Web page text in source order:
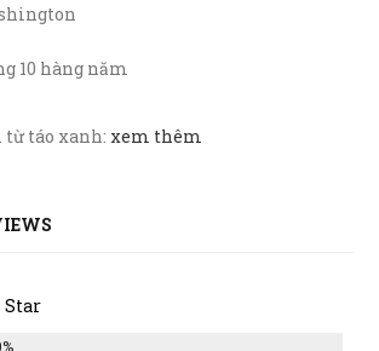
10 hàng năm
táo xanh: xem thêm
Star